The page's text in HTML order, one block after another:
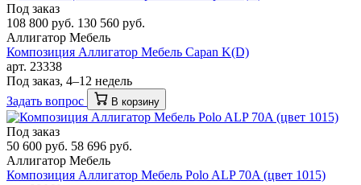
Под заказ
108 800 руб. 130 560 руб.
Аллигатор Мебель
Композиция Аллигатор Мебель Capan K(D)
арт. 23338
Под заказ, 4–12 недель
Задать вопрос
В корзину
Под заказ
50 600 руб. 58 696 руб.
Аллигатор Мебель
Композиция Аллигатор Мебель Polo ALP 70A (цвет 1015)